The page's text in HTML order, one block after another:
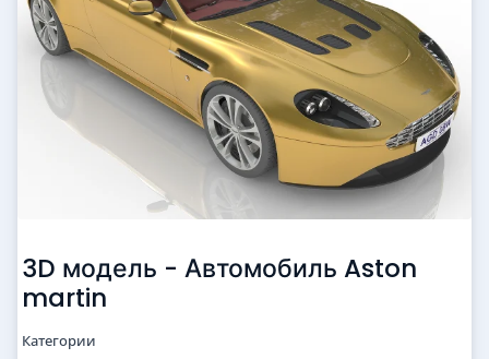
3D модель - Автомобиль Aston
martin
Категории